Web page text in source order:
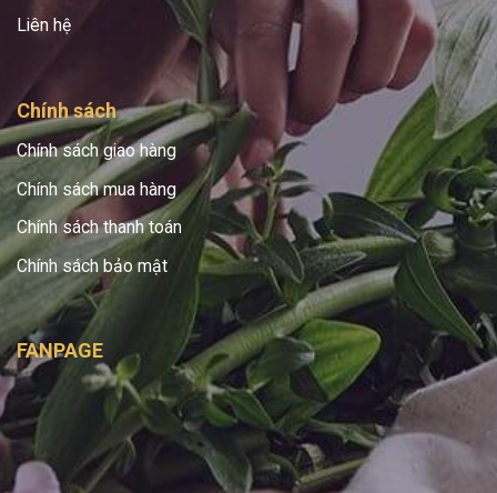
Liên hệ
Chính sách
Chính sách giao hàng
Chính sách mua hàng
Chính sách thanh toán
Chính sách bảo mật
FANPAGE